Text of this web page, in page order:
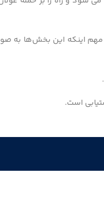
که علاوه بر کیفیت، دارای ۵ سال ضمانت هستند. نکته مهم
است.